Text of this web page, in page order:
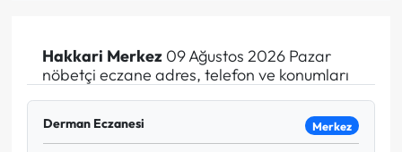
Hakkari Merkez09 Ağustos 2026 Pazar
nöbetçi eczane adres, telefon ve konumları
Derman Eczanesi Merkez